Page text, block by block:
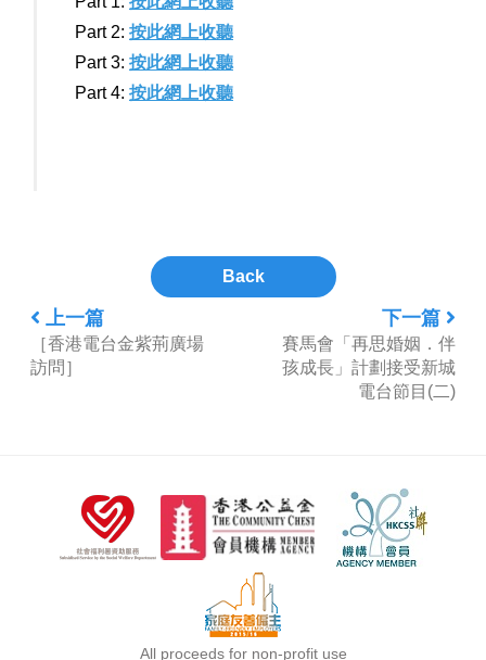
Part 2: 按此網上收聽
Part 3: 按此網上收聽
Part 4: 按此網上收聽
上一篇
［香港電台金紫荊廣場
訪問］
Back
下一篇
賽馬會「再思婚姻．伴
孩成長」計劃接受新城
電台節目(二)
All proceeds for non-profit use